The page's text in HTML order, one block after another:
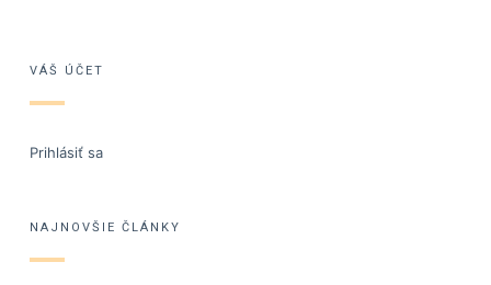
VÁŠ ÚČET
Prihlásiť sa
NAJNOVŠIE ČLÁNKY